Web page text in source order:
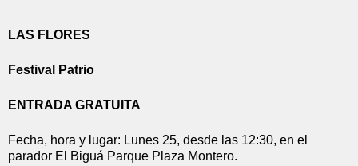
LAS FLORES
Festival Patrio
ENTRADA GRATUITA
Fecha, hora y lugar: Lunes 25, desde las 12:30, en el
parador El Biguá Parque Plaza Montero.